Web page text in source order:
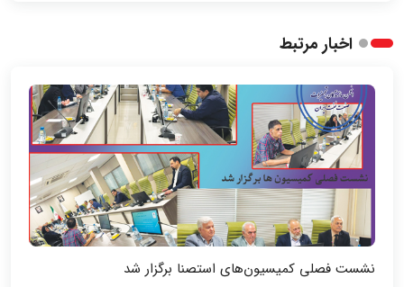
اخبار مرتبط
نشست فصلی کمیسیون‌های استصنا برگزار شد